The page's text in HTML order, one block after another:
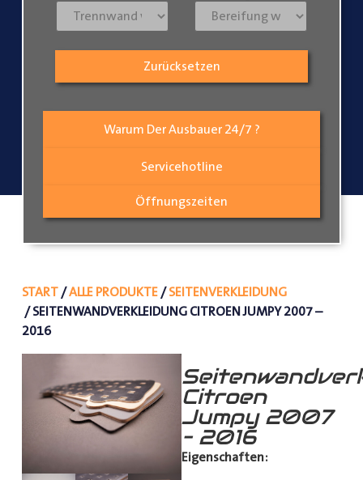
Warum Der Ausbauer 24/7 ?
Servicehotline
Öffnungszeiten
Zurücksetzen
START/ALLE PRODUKTE/SEITENVERKLEIDUNG
/ SEITENWANDVERKLEIDUNG CITROEN JUMPY 2007 –
2016
Citroen
Jumpy 2007
– 2016
Eigenschaften: